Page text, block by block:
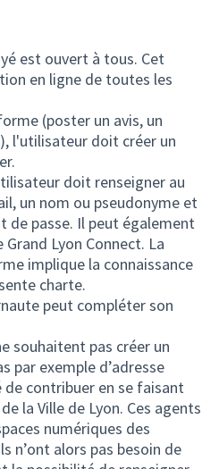
est ouvert à tous. Cet
en ligne de toutes les
(poster un avis, un
l'utilisateur doit créer un
doit renseigner au
un nom ou pseudonyme et
de passe. Il peut également
Lyon Connect. La
implique la connaissance
charte.
peut compléter son
souhaitent pas créer un
par exemple d’adresse
contribuer en se faisant
la Ville de Lyon. Ces agents
numériques des
n’ont alors pas besoin de